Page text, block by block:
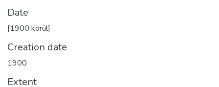
Date
[1900 körül]
Creation date
1900
Extent